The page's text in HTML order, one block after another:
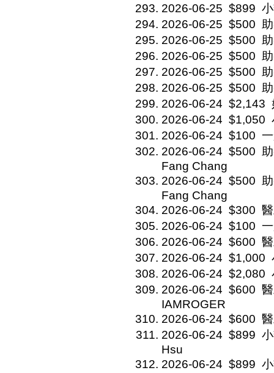
2026-06-25 $899
2026-06-25 $500
2026-06-25 $500
2026-06-25 $500
2026-06-25 $500
2026-06-25 $500
2026-06-24 $2,143
2026-06-24 $1,050
2026-06-24 $100
2026-06-24 $500
Fang Chang
2026-06-24 $500
Fang Chang
2026-06-24 $300
2026-06-24 $100
2026-06-24 $600
2026-06-24 $1,000
2026-06-24 $2,080
2026-06-24 $600
IAMROGER
2026-06-24 $600
2026-06-24 $899
Hsu
2026-06-24 $899